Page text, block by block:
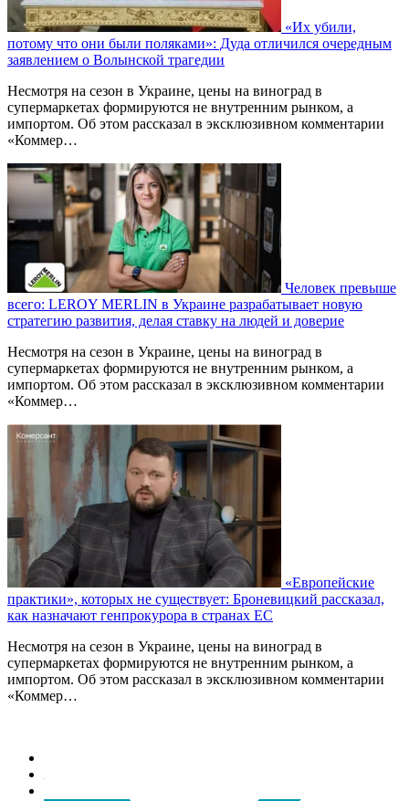
«Их убили,
потому что они были поляками»: Дуда отличился очередным
заявлением о Волынской трагедии
Несмотря на сезон в Украине, цены на виноград в
супермаркетах формируются не внутренним рынком, а
импортом. Об этом рассказал в эксклюзивном комментарии
«Коммер…
Человек превыше
всего: LEROY MERLIN в Украине разрабатывает новую
стратегию развития, делая ставку на людей и доверие
Несмотря на сезон в Украине, цены на виноград в
супермаркетах формируются не внутренним рынком, а
импортом. Об этом рассказал в эксклюзивном комментарии
«Коммер…
«Европейские
практики», которых не существует: Броневицкий рассказал,
как назначают генпрокурора в странах ЕС
Несмотря на сезон в Украине, цены на виноград в
супермаркетах формируются не внутренним рынком, а
импортом. Об этом рассказал в эксклюзивном комментарии
«Коммер…